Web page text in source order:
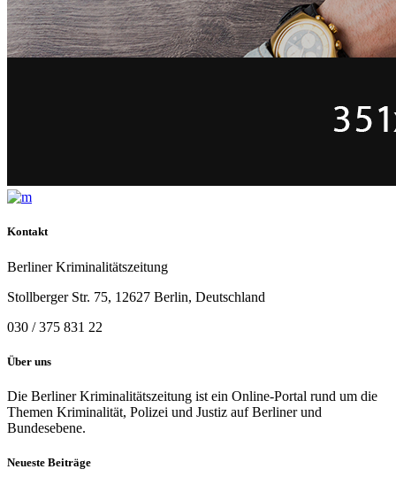
Kontakt
Berliner Kriminalitätszeitung
Stollberger Str. 75, 12627 Berlin, Deutschland
030 / 375 831 22
Über uns
Die Berliner Kriminalitätszeitung ist ein Online-Portal rund um die
Themen Kriminalität, Polizei und Justiz auf Berliner und
Bundesebene.
Neueste Beiträge